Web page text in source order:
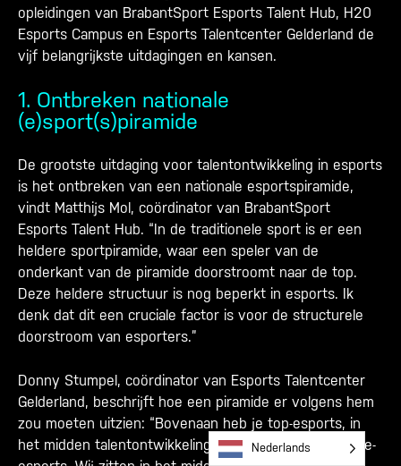
opleidingen van BrabantSport Esports Talent Hub, H20
Esports Campus en Esports Talentcenter Gelderland de
vijf belangrijkste uitdagingen en kansen.
1. Ontbreken nationale
(e)sport(s)piramide
De grootste uitdaging voor talentontwikkeling in esports
is het ontbreken van een nationale esportspiramide,
vindt Matthijs Mol, coördinator van BrabantSport
Esports Talent Hub. “In de traditionele sport is er een
heldere sportpiramide, waar een speler van de
onderkant van de piramide doorstroomt naar de top.
Deze heldere structuur is nog beperkt in esports. Ik
denk dat dit een cruciale factor is voor de structurele
doorstroom van esporters.”
Donny Stumpel, coördinator van Esports Talentcenter
Gelderland, beschrijft hoe een piramide er volgens hem
zou moeten uitzien: “Bovenaan heb je top-esports, in
het midden talentontwikkeling en onderaan de breedte-
Nederlands